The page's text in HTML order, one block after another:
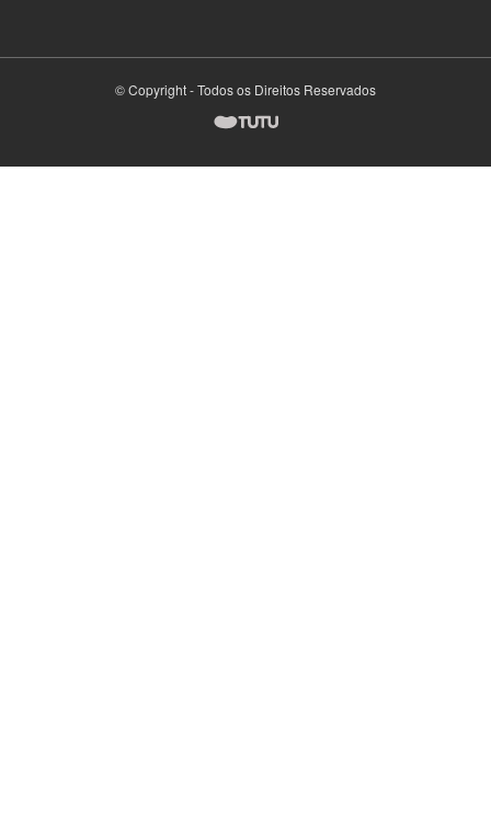
© Copyright - Todos os Direitos Reservados